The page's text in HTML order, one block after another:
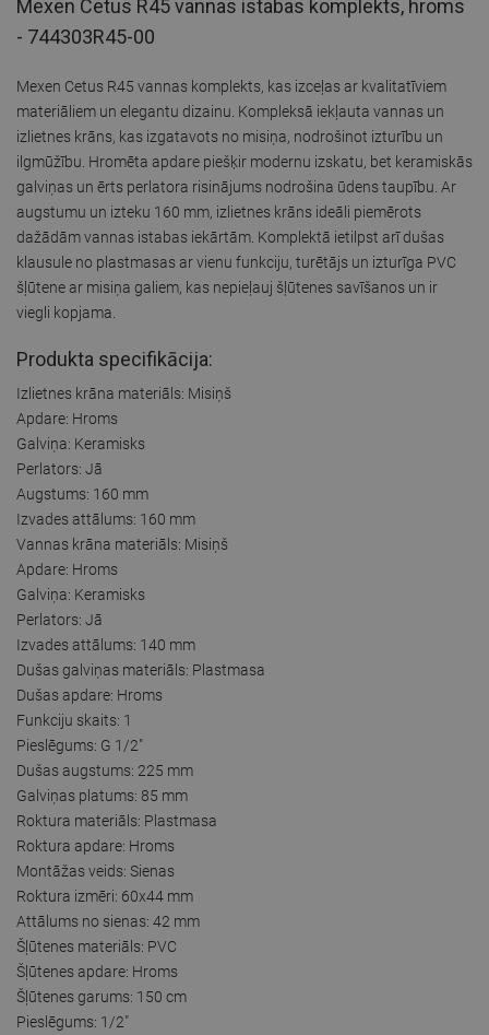
Mexen Cetus R45 vannas istabas komplekts, hroms
- 744303R45-00
Mexen Cetus R45 vannas komplekts, kas izceļas ar kvalitatīviem
materiāliem un elegantu dizainu. Kompleksā iekļauta vannas un
izlietnes krāns, kas izgatavots no misiņa, nodrošinot izturību un
ilgmūžību. Hromēta apdare piešķir modernu izskatu, bet keramiskās
galviņas un ērts perlatora risinājums nodrošina ūdens taupību. Ar
augstumu un izteku 160 mm, izlietnes krāns ideāli piemērots
dažādām vannas istabas iekārtām. Komplektā ietilpst arī dušas
klausule no plastmasas ar vienu funkciju, turētājs un izturīga PVC
šļūtene ar misiņa galiem, kas nepieļauj šļūtenes savīšanos un ir
viegli kopjama.
Produkta specifikācija:
Izlietnes krāna materiāls: Misiņš
Apdare: Hroms
Galviņa: Keramisks
Perlators: Jā
Augstums: 160 mm
Izvades attālums: 160 mm
Vannas krāna materiāls: Misiņš
Apdare: Hroms
Galviņa: Keramisks
Perlators: Jā
Izvades attālums: 140 mm
Dušas galviņas materiāls: Plastmasa
Dušas apdare: Hroms
Funkciju skaits: 1
Pieslēgums: G 1/2"
Dušas augstums: 225 mm
Galviņas platums: 85 mm
Roktura materiāls: Plastmasa
Roktura apdare: Hroms
Montāžas veids: Sienas
Roktura izmēri: 60x44 mm
Attālums no sienas: 42 mm
Šļūtenes materiāls: PVC
Šļūtenes apdare: Hroms
Šļūtenes garums: 150 cm
Pieslēgums: 1/2"